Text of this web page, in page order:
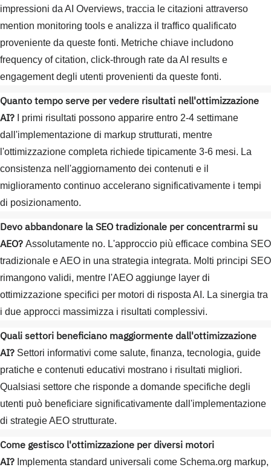
impressioni da AI Overviews, traccia le citazioni attraverso
mention monitoring tools e analizza il traffico qualificato
proveniente da queste fonti. Metriche chiave includono
frequency of citation, click-through rate da AI results e
engagement degli utenti provenienti da queste fonti.
Quanto tempo serve per vedere risultati nell'ottimizzazione
AI? I primi risultati possono apparire entro 2-4 settimane
dall'implementazione di markup strutturati, mentre
l'ottimizzazione completa richiede tipicamente 3-6 mesi. La
consistenza nell'aggiornamento dei contenuti e il
miglioramento continuo accelerano significativamente i tempi
di posizionamento.
Devo abbandonare la SEO tradizionale per concentrarmi su
AEO? Assolutamente no. L'approccio più efficace combina SEO
tradizionale e AEO in una strategia integrata. Molti principi SEO
rimangono validi, mentre l'AEO aggiunge layer di
ottimizzazione specifici per motori di risposta AI. La sinergia tra
i due approcci massimizza i risultati complessivi.
Quali settori beneficiano maggiormente dall'ottimizzazione
AI? Settori informativi come salute, finanza, tecnologia, guide
pratiche e contenuti educativi mostrano i risultati migliori.
Qualsiasi settore che risponde a domande specifiche degli
utenti può beneficiare significativamente dall'implementazione
di strategie AEO strutturate.
Come gestisco l'ottimizzazione per diversi motori
AI? Implementa standard universali come Schema.org markup,